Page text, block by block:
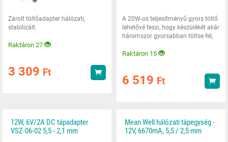
Zárolt töltőadapter hálózati,
stabilizált.
Raktáron 27
3 309 Ft Vásárlás
A 20W-os teljesítményű gyors töltő
lehetővé teszi, hogy készülékét akár
háromszor gyorsabban töltse fel,
Raktáron 15
6 519 Ft
12W, 6V/2A DC tápadapter
VSZ-06-02 5,5 - 2,1 mm
Mean Well hálózati tápegység -
12V, 6670mA, 5,5 / 2,5 mm